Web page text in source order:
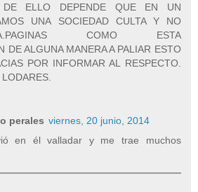
DE ELLO DEPENDE QUE EN UN
UNA SOCIEDAD CULTA Y NO
COMO ESTA
DE ALGUNA MANERA A PALIAR ESTO
POR INFORMAR AL RESPECTO.
perales viernes, 20 junio, 2014
en él valladar y me trae muchos